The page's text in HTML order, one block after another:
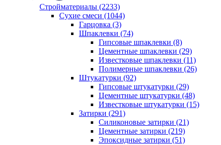
Стройматериалы (2233)
Сухие смеси (1044)
Гарцовка (3)
Шпаклевки (74)
Гипсовые шпаклевки (8)
Цементные шпаклевки (29)
Известковые шпаклевки (11)
Полимерные шпаклевки (26)
Штукатурки (92)
Гипсовые штукатурки (29)
Цементные штукатурки (48)
Известковые штукатурки (15)
Затирки (291)
Силиконовые затирки (21)
Цементные затирки (219)
Эпоксидные затирки (51)